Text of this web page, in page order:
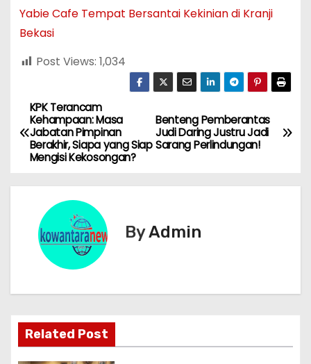
Yabie Cafe Tempat Bersantai Kekinian di Kranji
Bekasi
Post Views: 1,034
N
a
s
i
p
Benteng Pemberantas
Judi Daring Justru Jadi
Sarang Perlindungan!
KPK Terancam
Kehampaan: Masa
Jabatan Pimpinan
Berakhir, Siapa yang Siap
Mengisi Kekosongan?
ByAdmin
Related Post